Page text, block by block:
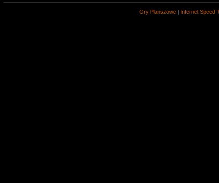
Gry Planszowe | Internet Speed